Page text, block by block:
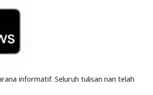
informatif. Seluruh tulisan nan telah